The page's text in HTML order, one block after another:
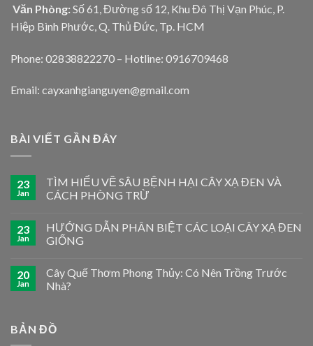
Văn Phòng: Số 61, Đường số 12, Khu Đô Thị Vạn Phúc, P.
Hiệp Bình Phước, Q. Thủ Đức, Tp. HCM
Phone: 02838822270 – Hotline: 0916709468
Email: cayxanhgianguyen@gmail.com
BÀI VIẾT GẦN ĐÂY
23
Jan
TÌM HIỂU VỀ SÂU BỆNH HẠI CÂY XẠ ĐEN VÀ
CÁCH PHÒNG TRỪ
23
Jan
HƯỚNG DẪN PHÂN BIỆT CÁC LOẠI CÂY XẠ ĐEN
GIỐNG
20
Jan
Cây Quế Thơm Phong Thủy: Có Nên Trồng Trước
Nhà?
BẢN ĐỒ